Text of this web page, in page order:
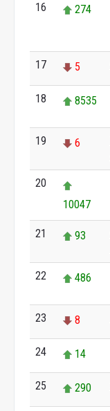
16 274
17 5
18 8535
19 6
20
10047
21 93
22 486
23 8
24 14
25 290